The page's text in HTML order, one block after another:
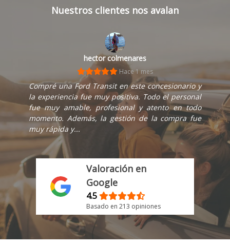
Nuestros clientes nos avalan
hector colmenares
Hace 1 mes
Compré una Ford Transit en este concesionario y
la experiencia fue muy positiva. Todo el personal
fue muy amable, profesional y atento en todo
momento. Además, la gestión de la compra fue
muy rápida y...
Valoración en
Google
4.5
Basado en 213 opiniones